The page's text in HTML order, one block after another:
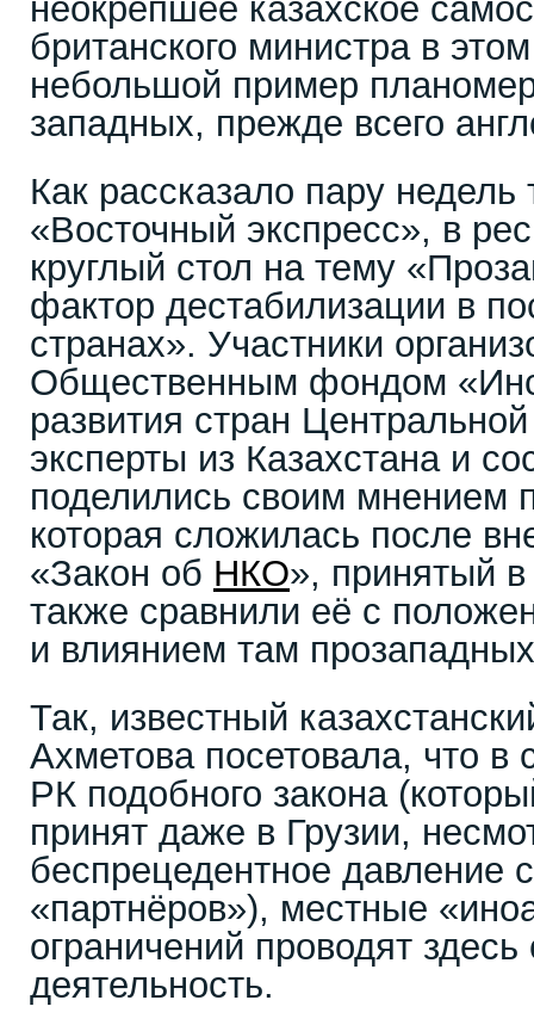
неокрепшее казахское
британского министра в
небольшой пример
западных, прежде всего
Как рассказало пару
«Восточный экспресс», в
круглый стол на тему
фактор дестабилизации в
странах». Участники
Общественным фондом
развития стран
эксперты из Казахстана и
поделились своим мнением
которая сложилась после
«Закон об НКО», принятый
также сравнили её с
и влиянием там
Так, известный
Ахметова посетовала, что в
РК подобного закона
принят даже в Грузии,
беспрецедентное давление
«партнёров»), местные
ограничений проводят
деятельность.